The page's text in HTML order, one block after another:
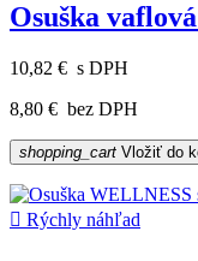
Osuška
10,82 € s DPH
8,80 € bez DPH
shopping_cart Vložiť do
 Rýchly náhľad